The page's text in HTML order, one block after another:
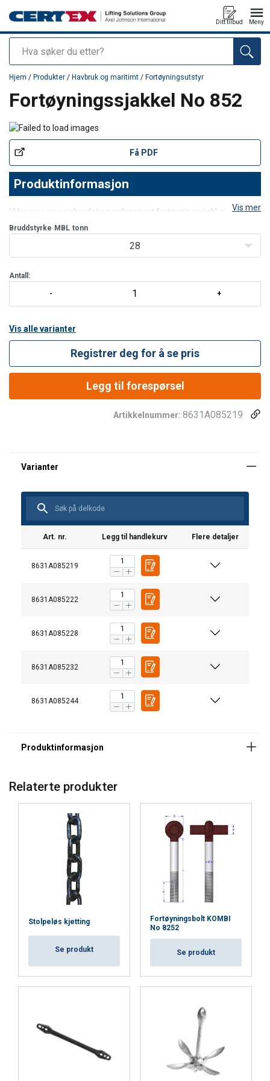
Søk
Ditt tilbud Meny
Produkt lagt i din handlekurv
Hjem / Produkter / Havbruk og maritimt / Fortøyningsutstyr
Fortøyningssjakkel No 852
Få PDF
Produktinformasjon
Vi leverer en seigherdet og galvanisert fortøyningssjakkel i høy
kvalitet. Passer utmerket for fortøyningsløsninger i
havbrukssektor
Andre opplysninger
Vis mer
Bruddstyrke MBL tonn
28
Antall:
Vis alle varianter
Registrer deg for å se pris
Legg til forespørsel
Artikkelnummer: 8631A085219
Art. nr. Legg til handlekurv Flere detaljer
8631A085219
8631A085222
8631A085228
8631A085232
8631A085244
Relaterte produkter
Stolpeløs kjetting
Se produkt
Fortøyningsbolt KOMBI
No 8252
Se produkt
ENGLISH
ENGLISH TRANSLATION